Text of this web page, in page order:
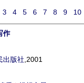
3 4 5 6 7 8 9 10
作
出版社 ,2001